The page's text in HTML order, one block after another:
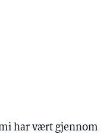
har vært gjennom